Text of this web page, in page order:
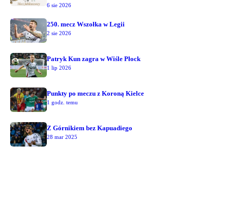
6 sie 2026
250. mecz Wszołka w Legii
2 sie 2026
Patryk Kun zagra w Wiśle Płock
1 lip 2026
Punkty po meczu z Koroną Kielce
1 godz. temu
Z Górnikiem bez Kapuadiego
28 mar 2025